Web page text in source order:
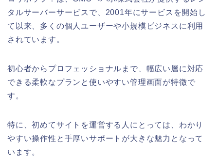
タルサーバーサービスで、2001年にサービスを開始し
て以来、多くの個人ユーザーや小規模ビジネスに利用
されています。
初心者からプロフェッショナルまで、幅広い層に対応
できる柔軟なプランと使いやすい管理画面が特徴で
す。
特に、初めてサイトを運営する人にとっては、わかり
やすい操作性と手厚いサポートが大きな魅力となって
います。